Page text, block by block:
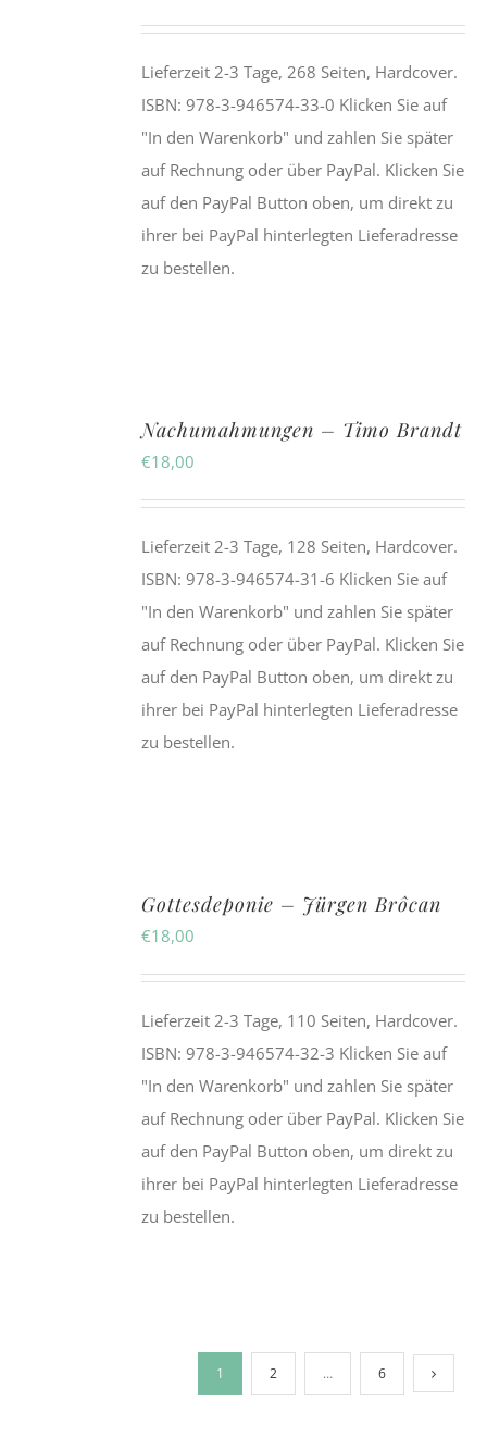
Lieferzeit 2-3 Tage, 268 Seiten, Hardcover.
ISBN: 978-3-946574-33-0 Klicken Sie auf
"In den Warenkorb" und zahlen Sie später
auf Rechnung oder über PayPal. Klicken Sie
auf den PayPal Button oben, um direkt zu
ihrer bei PayPal hinterlegten Lieferadresse
zu bestellen.
Nachumahmungen – Timo Brandt
€18,00
Lieferzeit 2-3 Tage, 128 Seiten, Hardcover.
ISBN: 978-3-946574-31-6 Klicken Sie auf
"In den Warenkorb" und zahlen Sie später
auf Rechnung oder über PayPal. Klicken Sie
auf den PayPal Button oben, um direkt zu
ihrer bei PayPal hinterlegten Lieferadresse
zu bestellen.
Gottesdeponie – Jürgen Brôcan
€18,00
Lieferzeit 2-3 Tage, 110 Seiten, Hardcover.
ISBN: 978-3-946574-32-3 Klicken Sie auf
"In den Warenkorb" und zahlen Sie später
auf Rechnung oder über PayPal. Klicken Sie
auf den PayPal Button oben, um direkt zu
ihrer bei PayPal hinterlegten Lieferadresse
zu bestellen.
1 2 … 6